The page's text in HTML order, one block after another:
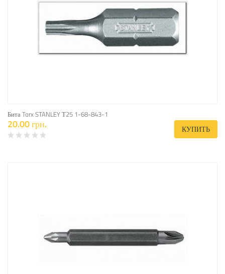
Бита Torx STANLEY Т25 1-68-843-1
20.00 грн. КУПИТЬ